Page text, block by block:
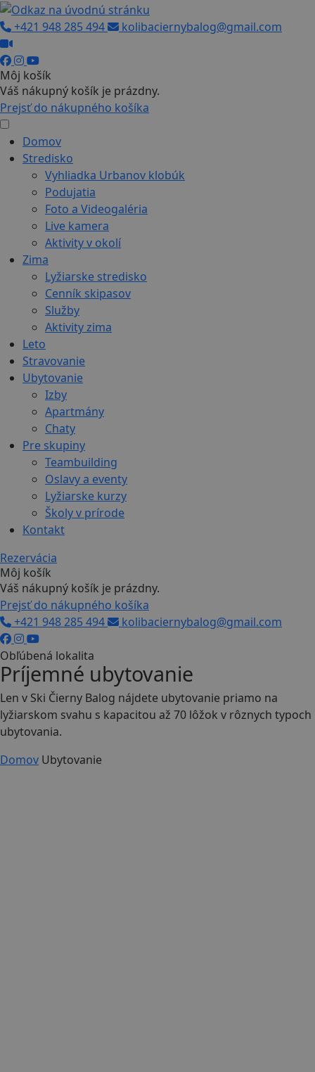
+421 948 285 494 kolibaciernybalog@gmail.com
Môj košík
Váš nákupný košík je prázdny.
Prejsť do nákupného košíka
Domov
Stredisko
Vyhliadka Urbanov klobúk
Podujatia
Foto a Videogaléria
Live kamera
Aktivity v okolí
Zima
Lyžiarske stredisko
Cenník skipasov
Služby
Aktivity zima
Leto
Stravovanie
Ubytovanie
Izby
Apartmány
Chaty
Pre skupiny
Teambuilding
Oslavy a eventy
Lyžiarske kurzy
Školy v prírode
Kontakt
Rezervácia
Môj košík
Váš nákupný košík je prázdny.
Prejsť do nákupného košíka
+421 948 285 494
kolibaciernybalog@gmail.com
Obľúbená lokalita
Príjemné ubytovanie
Len v Ski Čierny Balog nájdete ubytovanie priamo na
lyžiarskom svahu s kapacitou až 70 lôžok v rôznych typoch
ubytovania.
Domov Ubytovanie